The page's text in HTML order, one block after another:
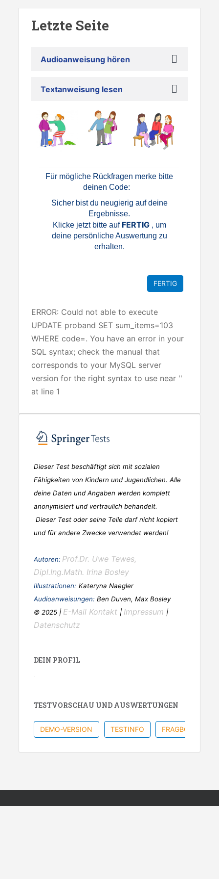
Skip to main content
Letzte Seite
Audioanweisung hören
Textanweisung lesen
Für mögliche Rückfragen merke bitte
deinen Code:
Sicher bist du neugierig auf deine
Ergebnisse.
Klicke jetzt bitte auf FERTIG , um
deine persönliche Auswertung zu
erhalten.
ERROR: Could not able to execute
UPDATE proband SET sum_items=103
WHERE code=. You have an error in your
SQL syntax; check the manual that
corresponds to your MySQL server
version for the right syntax to use near ''
at line 1
Dieser Test beschäftigt sich mit sozialen
Fähigkeiten von Kindern und Jugendlichen. Alle
deine Daten und Angaben werden komplett
anonymisiert und vertraulich behandelt.
Dieser Test oder seine Teile darf nicht kopiert
und für andere Zwecke verwendet werden!
Autoren: Prof.Dr. Uwe Tewes,
Dipl.Ing.Math. Irina Bosley
Illustrationen: Kateryna Naegler
Audioanweisungen:Ben Duven, Max Bosley
© 2025 | E-Mail Kontakt | Impressum |
Datenschutz
DEIN PROFIL
TESTVORSCHAU UND AUSWERTUNGEN